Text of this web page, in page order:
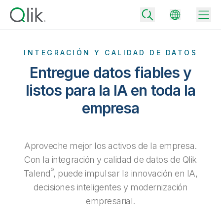
Back
Asistencia al cliente
Back
Back
Partners tecnológicos e integraciones
Amplíe el valor de la analítica y la integración de datos de Qlik
Back
Analítica e IA
Todos los productos
Precios de integración y calidad de datos
Proporcione rápidamente datos fiables para impulsar decisiones
más inteligentes con el plan de integración de datos adecuado.
Precios de analítica
Proporcione conocimientos y resultados superiores con el plan de
Eventos y webinars
Biblioteca de recursos
INTEGRACIÓN Y CALIDAD DE DATOS
Entregue datos fiables y
listos para la IA en toda la
empresa
Aproveche mejor los activos de la empresa.
Con la integración y calidad de datos de Qlik
Talend®, puede impulsar la innovación en IA,
decisiones inteligentes y modernización
empresarial.